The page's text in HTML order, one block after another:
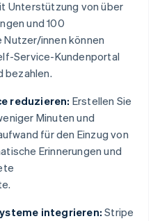
Unterstützung von über
und 100
Nutzer/innen können
Service-Kundenportal
bezahlen.
reduzieren: Erstellen Sie
Minuten und
für den Einzug von
Erinnerungen und
integrieren:Stripe